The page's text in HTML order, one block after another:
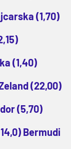
(1,70)
(1,40)
(22,00)
(5,70)
Bermudi